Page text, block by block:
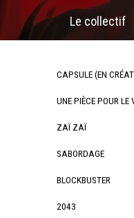
Le collectif
CAPSULE (EN
UNE PIÈCE POUR LE
ZAÏ ZAÏ
SABORDAGE
BLOCKBUSTER
2043